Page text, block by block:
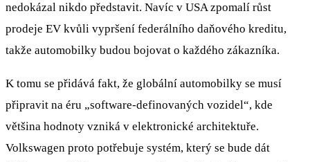
nedokázal nikdo představit. Navíc v USA zpomalí růst
prodeje EV kvůli vypršení federálního daňového kreditu,
takže automobilky budou bojovat o každého zákazníka.
K tomu se přidává fakt, že globální automobilky se musí
připravit na éru „software-definovaných vozidel“, kde
většina hodnoty vzniká v elektronické architektuře.
Volkswagen proto potřebuje systém, který se bude dát